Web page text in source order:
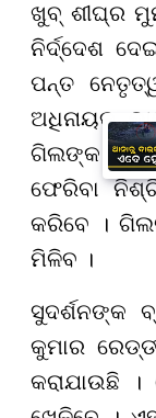
ଖୁବ୍ ଶୀଘ୍ର
ନିର୍ଦ୍ଦେଶ
ପନ୍ତ
ଅଧିନାୟକ
ଗିଲଙ୍କ
ଫେରିବା
କରିବେ ।
ମିଳିବ ।
ସୁଦର୍ଶନଙ୍କ
କୁମାର
କରାଯାଉଛି